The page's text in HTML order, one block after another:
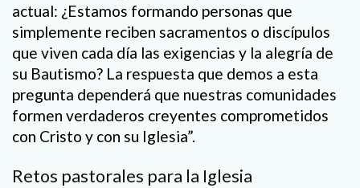
actual: ¿Estamos formando personas que
simplemente reciben sacramentos o discípulos
que viven cada día las exigencias y la alegría de
su Bautismo? La respuesta que demos a esta
pregunta dependerá que nuestras comunidades
formen verdaderos creyentes comprometidos
con Cristo y con su Iglesia”.
Retos pastorales para la Iglesia